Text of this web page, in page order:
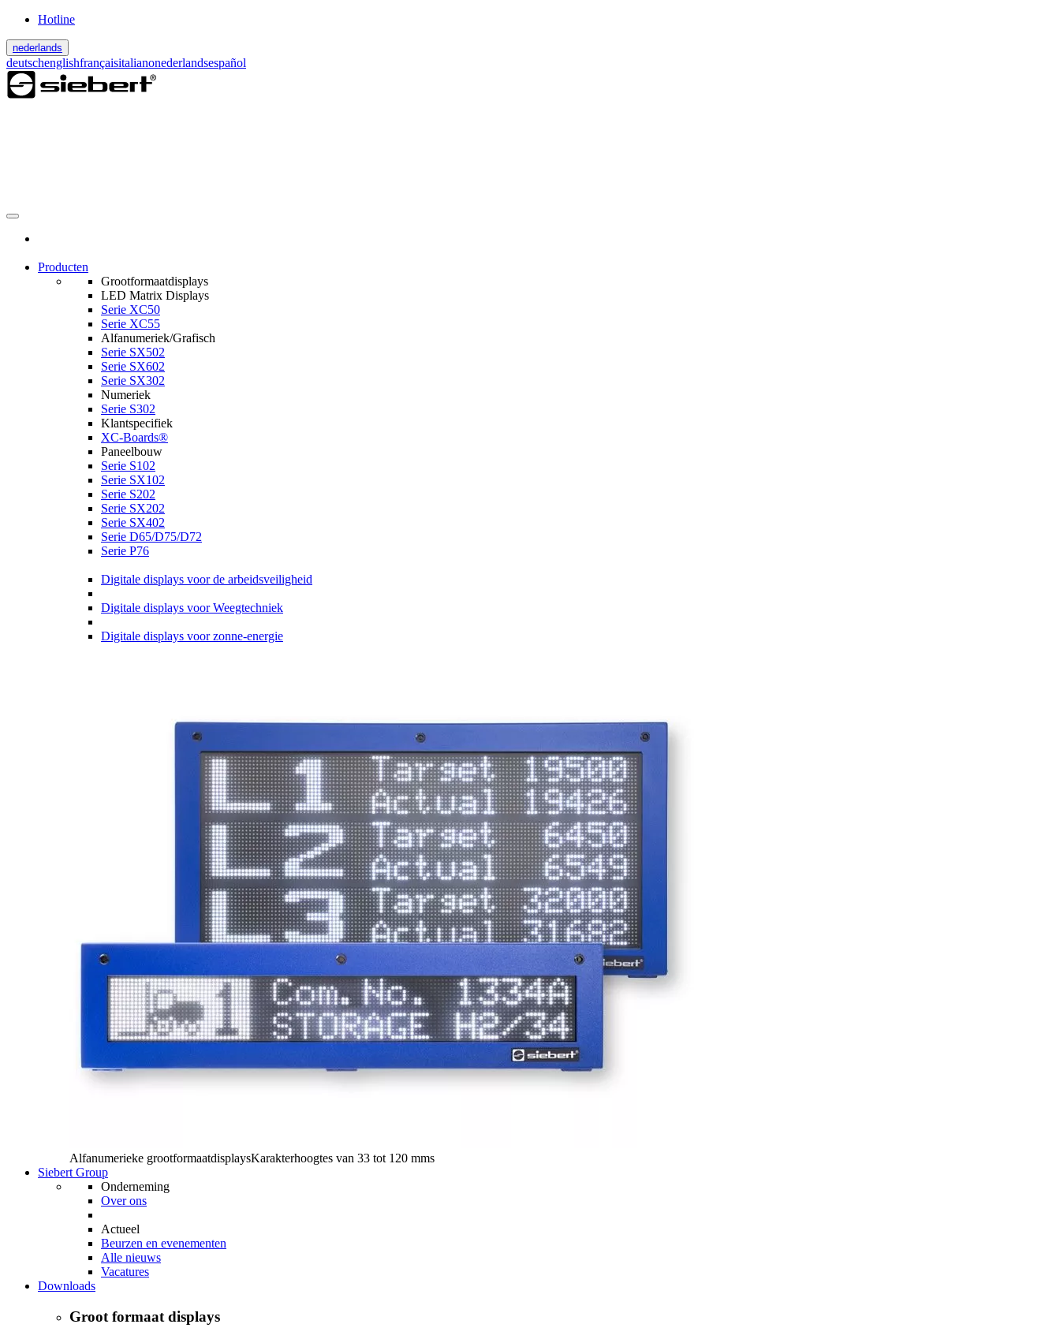
Hotline
nederlands
deutschenglishfrançaisitalianonederlandsespañol
Producten
Grootformaatdisplays
LED Matrix Displays
Serie XC50
Serie XC55
Alfanumeriek/Grafisch
Serie SX502
Serie SX602
Serie SX302
Numeriek
Serie S302
Klantspecifiek
XC-Boards®
Paneelbouw
Serie S102
Serie SX102
Serie S202
Serie SX202
Serie SX402
Serie D65/D75/D72
Serie P76
Digitale displays voor de arbeidsveiligheid
Digitale displays voor Weegtechniek
Digitale displays voor zonne-energie
Alfanumerieke grootformaatdisplaysKarakterhoogtes van 33 tot 120 mms
Siebert Group
Onderneming
Over ons
Actueel
Beurzen en evenementen
Alle nieuws
Vacatures
Downloads
Groot formaat displays